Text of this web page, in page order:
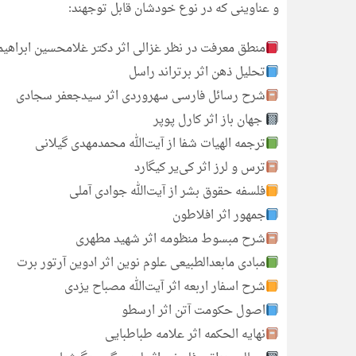
و عناوینی که در نوع خودشان قابل توجهند:
منطق معرفت در نظر غزالی اثر دکتر غلامحسین
تحلیل ذهن اثر برتراند راسل
شرح رسائل فارسی سهروردی اثر سیدجعفر سجادی
جهان باز اثر کارل پوپر
ترجمه الهیات شفا از آیت‌الله محمدمهدی گیلانی
ترس و لرز اثر کی‌یر کیگارد
فلسفه حقوق بشر از آیت‌الله جوادی آملی
جمهور اثر افلاطون
شرح مبسوط منظومه اثر شهید مطهری
مبادی مابعدالطبیعی علوم نوین اثر ادوین آرتور برت
شرح اسفار اربعه اثر آیت‌الله مصباح یزدی
اصول حکومت آتن اثر ارسطو
نهایه الحکمه اثر علامه طباطبایی